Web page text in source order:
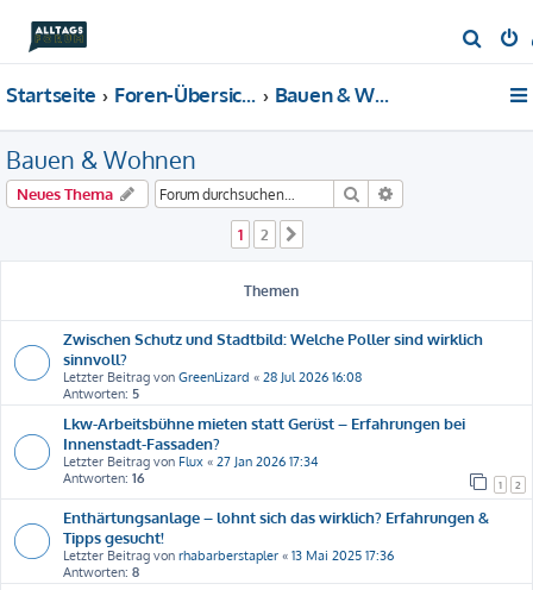
u
Startseite Foren-Übersicht Bauen & Wohnen
Bauen & Wohnen
Neues Thema Suche
1 2
Themen
Zwischen Schutz und Stadtbild: Welche Poller sind wirklich
sinnvoll?
Letzter Beitrag von GreenLizard « 28 Jul 2026 16:08
Antworten: 5
Lkw-Arbeitsbühne mieten statt Gerüst – Erfahrungen bei
Innenstadt-Fassaden?
Letzter Beitrag von Flux « 27 Jan 2026 17:34
Antworten: 16 1 2
Enthärtungsanlage – lohnt sich das wirklich? Erfahrungen &
Tipps gesucht!
Letzter Beitrag von rhabarberstapler « 13 Mai 2025 17:36
Antworten: 8